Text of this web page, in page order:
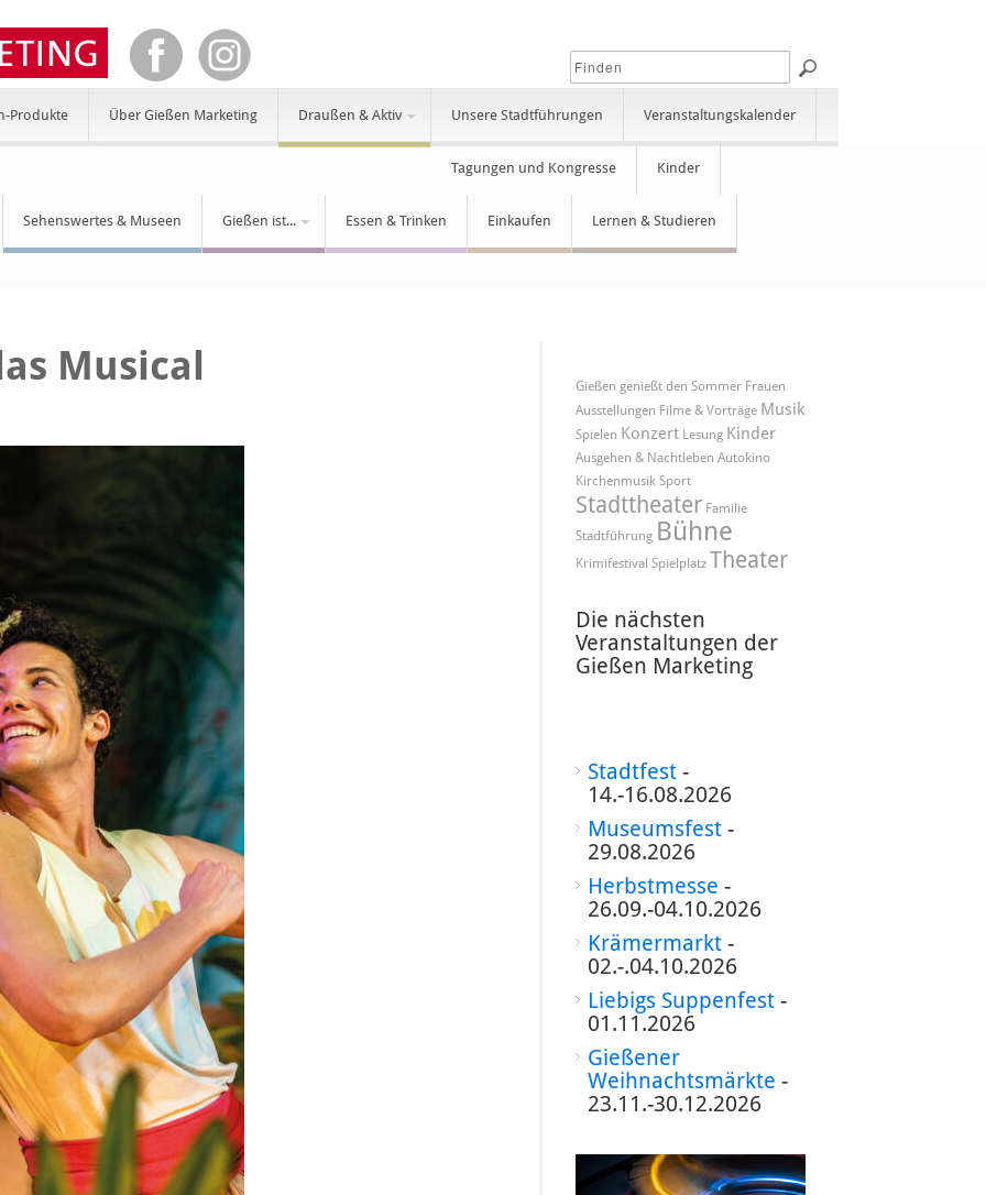
Produkte Über Gießen Marketing Draußen & Aktiv Unsere Stadtführungen Veranstaltungskalender
Tagungen und Kongresse Kinder
Sehenswertes & Museen Gießen ist... Essen & Trinken Einkaufen Lernen & Studieren
Musical Gießen genießt den Sommer Frauen
Ausstellungen Filme & Vorträge Musik
Spielen Konzert Lesung Kinder
Ausgehen & Nachtleben Autokino
Kirchenmusik Sport
Stadttheater Familie
Stadtführung Bühne
Krimifestival Spielplatz Theater
Die nächsten
Veranstaltungen der
Gießen Marketing
Stadtfest-
14.-16.08.2026
Museumsfest-
29.08.2026
Herbstmesse -
26.09.-04.10.2026
Krämermarkt-
02.-.04.10.2026
Liebigs Suppenfest-
01.11.2026
Gießener
Weihnachtsmärkte -
23.11.-30.12.2026